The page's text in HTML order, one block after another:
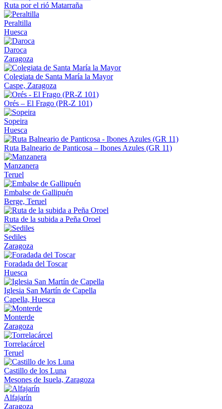
Ruta por el rió Matarraña
Peraltilla
Huesca
Daroca
Zaragoza
Colegiata de Santa María la Mayor
Caspe, Zaragoza
Orés – El Frago (PR-Z 101)
Sopeira
Huesca
Ruta Balneario de Panticosa – Ibones Azules (GR 11)
Manzanera
Teruel
Embalse de Gallipuén
Berge, Teruel
Ruta de la subida a Peña Oroel
Sediles
Zaragoza
Foradada del Toscar
Huesca
Iglesia San Martín de Capella
Capella, Huesca
Monterde
Zaragoza
Torrelacárcel
Teruel
Castillo de los Luna
Mesones de Isuela, Zaragoza
Alfajarín
Zaragoza